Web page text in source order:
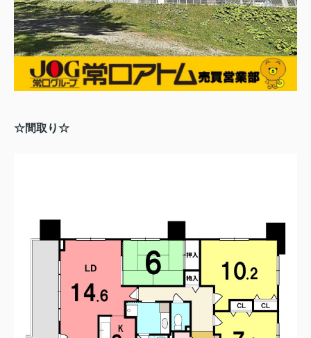
☆間取り☆